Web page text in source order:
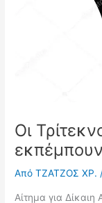
Οι
ΑπόΤΖΑΤΖΟΣ ΧΡ.
Αίτημα για Δίκαιη